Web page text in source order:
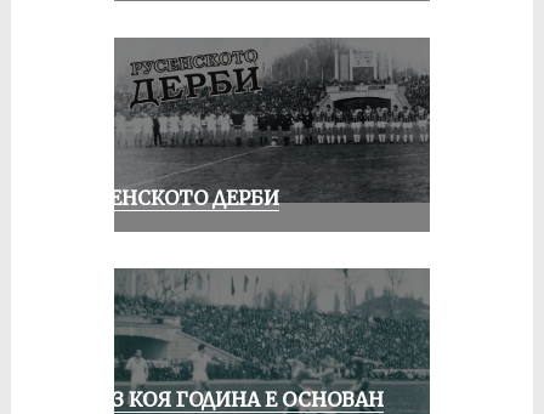
РУСЕНСКОТО ДЕРБИ
ПРЕЗ КОЯ ГОДИНА Е ОСНОВАН